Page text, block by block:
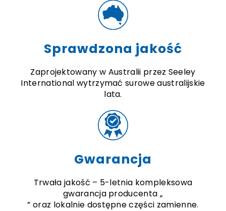
Sprawdzona jakość
Zaprojektowany w Australii przez Seeley
International wytrzymać surowe australijskie
lata.
Gwarancja
Trwała jakość – 5-letnia kompleksowa
gwarancja producenta „
” oraz lokalnie dostępne części zamienne.